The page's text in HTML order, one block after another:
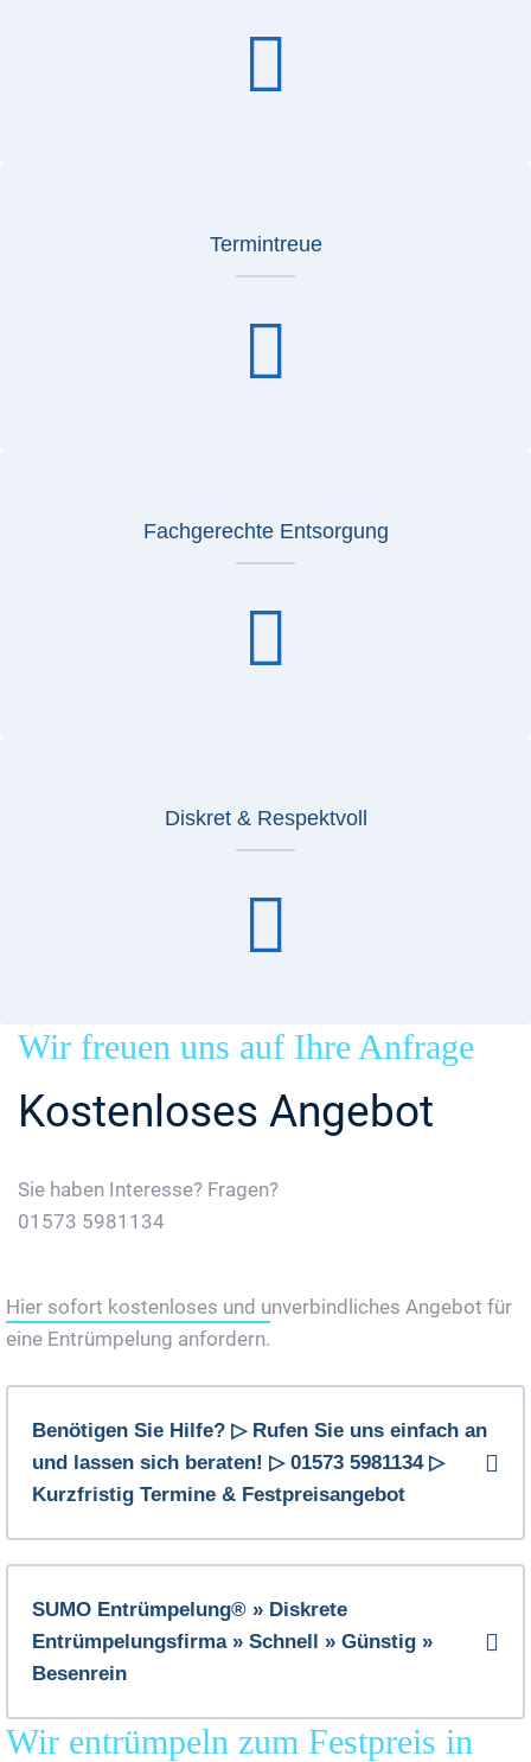
Termintreue
Fachgerechte Entsorgung
Diskret & Respektvoll
Wir freuen uns auf Ihre Anfrage
Kostenloses Angebot
Sie haben Interesse? Fragen?
01573 5981134
Hier sofort kostenloses und unverbindliches Angebot für
eine Entrümpelung anfordern.
Benötigen Sie Hilfe? ▷ Rufen Sie uns einfach an
und lassen sich beraten! ▷ 01573 5981134 ▷
Kurzfristig Termine & Festpreisangebot
SUMO Entrümpelung® » Diskrete
Entrümpelungsfirma » Schnell » Günstig »
Besenrein
Wir entrümpeln zum Festpreis in